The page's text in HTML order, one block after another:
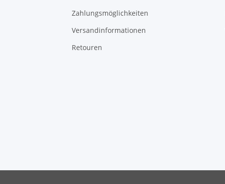
Zahlungsmöglichkeiten
Versandinformationen
Retouren